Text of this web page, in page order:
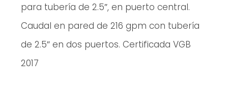
para tubería de 2.5″, en puerto central.
Caudal en pared de 216 gpm con tubería
de 2.5″ en dos puertos. Certificada VGB
2017